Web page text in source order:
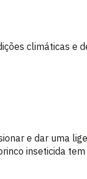
climáticas e
e dar uma
inseticida